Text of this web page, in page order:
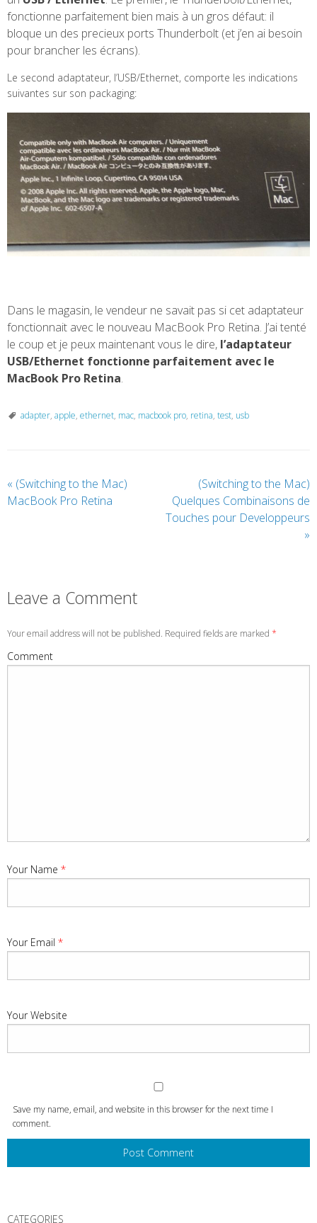
fonctionne parfaitement bien mais à un gros défaut: il
bloque un des precieux ports Thunderbolt (et j’en ai besoin
pour brancher les écrans).
Le second adaptateur, l’USB/Ethernet, comporte les indications
suivantes sur son packaging:
Dans le magasin, le vendeur ne savait pas si cet adaptateur
fonctionnait avec le nouveau MacBook Pro Retina. J’ai tenté
le coup et je peux maintenant vous le dire, l’adaptateur
USB/Ethernet fonctionne parfaitement avec le
MacBook Pro Retina.
adapter, apple, ethernet, mac, macbook pro, retina, test, usb
« (Switching to the Mac)
MacBook Pro Retina
(Switching to the Mac)
Quelques Combinaisons de
Touches pour Developpeurs
»
Leave a Comment
Your email address will not be published. Required fields are marked *
Comment
Your Name *
Your Email *
Your Website
Save my name, email, and website in this browser for the next time I
comment.
CATEGORIES